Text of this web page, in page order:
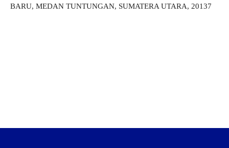
BARU, MEDAN TUNTUNGAN, SUMATERA UTARA, 20137